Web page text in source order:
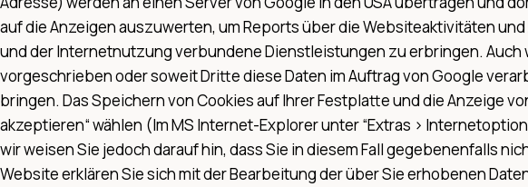
auf die Anzeigen auszuwerten, um Reports über die Websiteaktivitäten
und der Internetnutzung verbundene Dienstleistungen zu erbringen.
vorgeschrieben oder soweit Dritte diese Daten im Auftrag von Google
bringen. Das Speichern von Cookies auf Ihrer Festplatte und die Anzeige
akzeptieren“ wählen (Im MS Internet-Explorer unter “Extras >
wir weisen Sie jedoch darauf hin, dass Sie in diesem Fall gegebenenfalls
Website erklären Sie sich mit der Bearbeitung der über Sie erhobenen